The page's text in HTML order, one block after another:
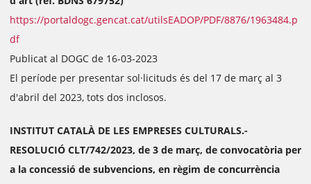
https://portaldogc.gencat.cat/utilsEADOP/PDF/8876/1963484.p
df
Publicat al DOGC de 16-03-2023
El període per presentar sol·licituds és del 17 de març al 3
d'abril del 2023, tots dos inclosos.
INSTITUT CATALÀ DE LES EMPRESES CULTURALS.-
RESOLUCIÓ CLT/742/2023, de 3 de març, de convocatòria per
a la concessió de subvencions, en règim de concurrència